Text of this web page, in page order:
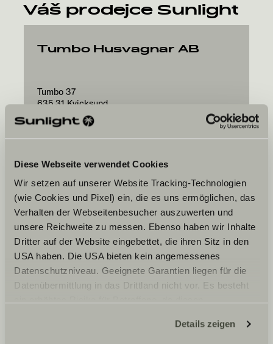
Diese Webseite verwendet Cookies
Wir setzen auf unserer Website Tracking-Technologien
(wie Cookies und Pixel) ein, die es uns ermöglichen, das
Verhalten der Webseitenbesucher auszuwerten und
unsere Reichweite zu messen. Ebenso haben wir Inhalte
Dritter auf der Website eingebettet, die ihren Sitz in den
USA haben. Die USA bieten kein angemessenes
Datenschutzniveau. Geeignete Garantien liegen für die
Datenübermittlung in das Drittland nicht vor. Es besteht
zustehen. Eingesetzte Dienstleister können Daten für
Details zeigen
Váš prodejce Sunlight
Tumbo Husvagnar AB
Tumbo 37
635 31 Kvicksund
Váš preferovaný
termín
Date
Souhlasím s tím, aby společnost Sunlight GmbH